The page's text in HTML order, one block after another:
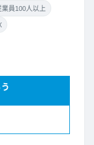
業員100人以上